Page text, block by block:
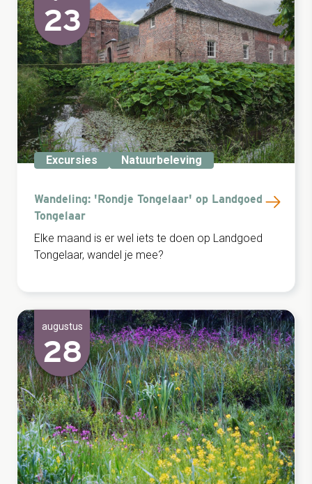
23
Excursies Natuurbeleving
Wandeling: 'Rondje Tongelaar' op Landgoed
Tongelaar
Elke maand is er wel iets te doen op Landgoed
Tongelaar, wandel je mee?
augustus
28